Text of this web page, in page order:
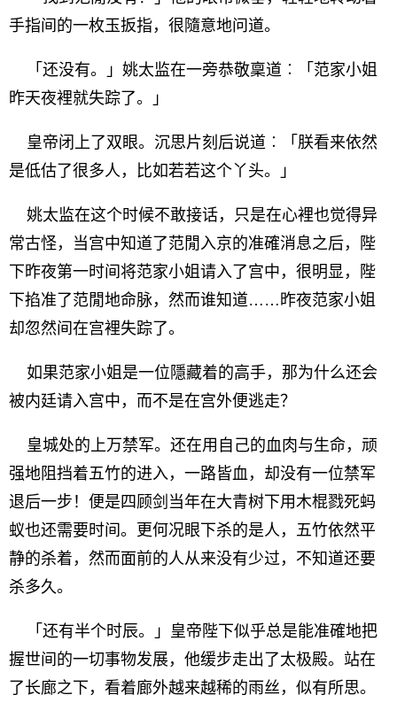
手指间的一枚玉扳指，很隨意地问道。
「还没有。」姚太监在一旁恭敬稟道︰「范家小姐
昨天夜裡就失踪了。」
皇帝闭上了双眼。沉思片刻后说道︰「朕看来依然
是低估了很多人，比如若若这个丫头。」
姚太监在这个时候不敢接话，只是在心裡也觉得异
常古怪，当宫中知道了范閒入京的准確消息之后，陛
下昨夜第一时间将范家小姐请入了宫中，很明显，陛
下掐准了范閒地命脉，然而谁知道……昨夜范家小姐
却忽然间在宫裡失踪了。
如果范家小姐是一位隱藏着的高手，那为什么还会
被内廷请入宫中，而不是在宫外便逃走？
皇城处的上万禁军。还在用自己的血肉与生命，顽
强地阻挡着五竹的进入，一路皆血，却没有一位禁军
退后一步！便是四顾剑当年在大青树下用木棍戮死蚂
蚁也还需要时间。更何况眼下杀的是人，五竹依然平
静的杀着，然而面前的人从来没有少过，不知道还要
杀多久。
「还有半个时辰。」皇帝陛下似乎总是能准確地把
握世间的一切事物发展，他缓步走出了太极殿。站在
了长廊之下，看着廊外越来越稀的雨丝，似有所思。